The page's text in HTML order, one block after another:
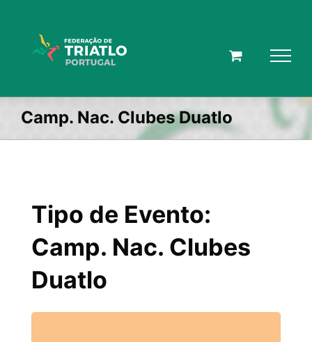
Camp. Nac. Clubes Duatlo
Tipo de Evento:
Camp. Nac. Clubes
Duatlo